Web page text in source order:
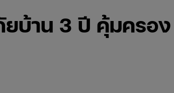
ยบ้าน 3 ปี คุ้มครอง